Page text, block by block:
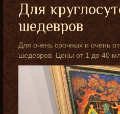
Для
шедевров
Для очень срочных и очень
шедевров. Цены от 1 до 40